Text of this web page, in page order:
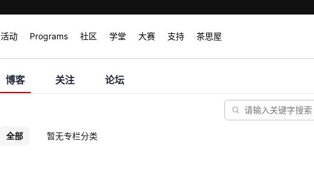
活动 Programs 社区 学堂 大赛 支持 茶思屋
博客 关注 论坛
全部 暂无专栏分类